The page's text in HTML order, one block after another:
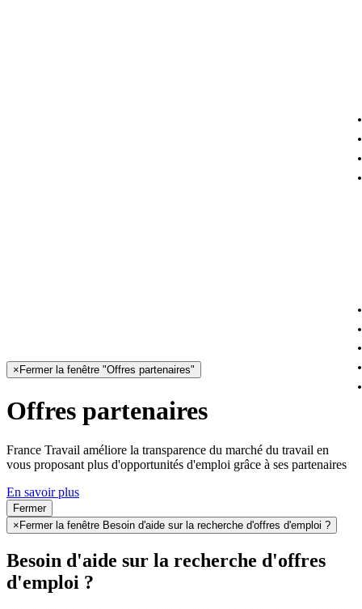
× Fermer la fenêtre "Offres partenaires"
Offres partenaires
France Travail améliore la transparence du marché du travail en
vous proposant plus d'opportunités d'emploi grâce à ses partenaires
En savoir plus
Fermer
× Fermer la fenêtre Besoin d'aide sur la recherche d'offres d'emploi ?
Besoin d'aide sur la recherche d'offres
d'emploi ?